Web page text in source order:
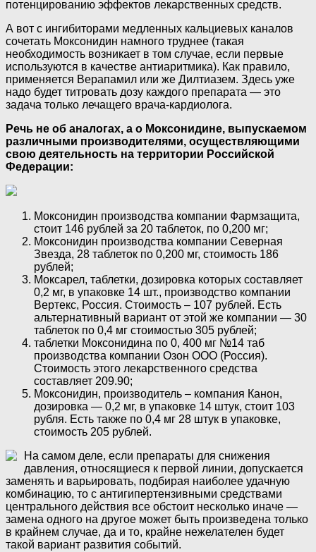
потенцированию эффектов лекарственных средств.
А вот с ингибиторами медленных кальциевых каналов
сочетать Моксонидин намного труднее (такая
необходимость возникает в том случае, если первые
используются в качестве антиаритмика). Как правило,
применяется Верапамил или же Дилтиазем. Здесь уже
надо будет титровать дозу каждого препарата — это
задача только лечащего врача-кардиолога.
Речь не об аналогах, а о Моксонидине, выпускаемом
различными производителями, осуществляющими
свою деятельность на территории Российской
Федерации:
Моксонидин производства компании Фармзащита,
стоит 146 рублей за 20 таблеток, по 0,200 мг;
Моксонидин производства компании Северная
Звезда, 28 таблеток по 0,200 мг, стоимость 186
рублей;
Моксарел, таблетки, дозировка которых составляет
0,2 мг, в упаковке 14 шт., производство компании
Вертекс, Россия. Стоимость – 107 рублей. Есть
альтернативный вариант от этой же компании — 30
таблеток по 0,4 мг стоимостью 305 рублей;
таблетки Моксонидина по 0, 400 мг №14 таб
производства компании Озон ООО (Россия).
Стоимость этого лекарственного средства
составляет 209.90;
Моксонидин, производитель – компания Канон,
дозировка — 0,2 мг, в упаковке 14 штук, стоит 103
рубля. Есть также по 0,4 мг 28 штук в упаковке,
стоимость 205 рублей.
На самом деле, если препараты для снижения
давления, относящиеся к первой линии, допускается
заменять и варьировать, подбирая наиболее удачную
комбинацию, то с антигипертензивными средствами
центрального действия все обстоит несколько иначе —
замена одного на другое может быть произведена только
в крайнем случае, да и то, крайне нежелателен будет
такой вариант развития событий.